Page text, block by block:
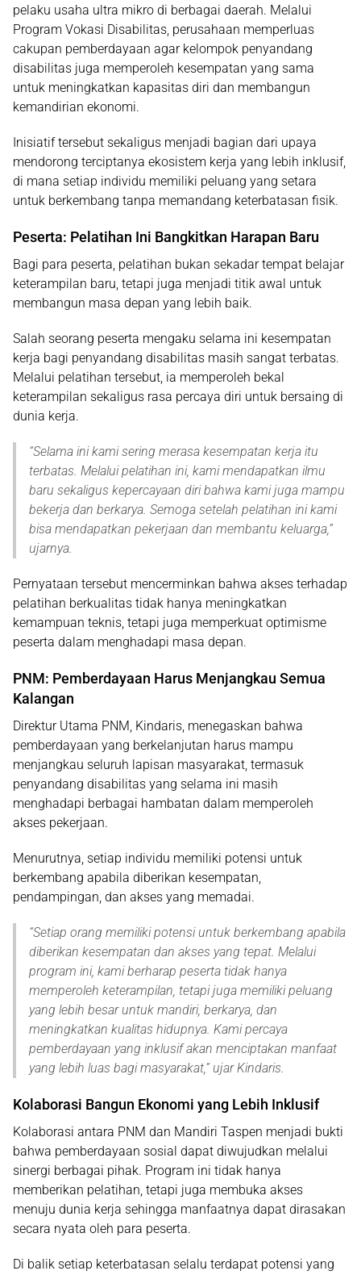
pelaku usaha ultra mikro di berbagai daerah. Melalui
Program Vokasi Disabilitas, perusahaan memperluas
cakupan pemberdayaan agar kelompok penyandang
disabilitas juga memperoleh kesempatan yang sama
untuk meningkatkan kapasitas diri dan membangun
kemandirian ekonomi.
Inisiatif tersebut sekaligus menjadi bagian dari upaya
mendorong terciptanya ekosistem kerja yang lebih inklusif,
di mana setiap individu memiliki peluang yang setara
untuk berkembang tanpa memandang keterbatasan fisik.
Peserta: Pelatihan Ini Bangkitkan Harapan Baru
Bagi para peserta, pelatihan bukan sekadar tempat belajar
keterampilan baru, tetapi juga menjadi titik awal untuk
membangun masa depan yang lebih baik.
Salah seorang peserta mengaku selama ini kesempatan
kerja bagi penyandang disabilitas masih sangat terbatas.
Melalui pelatihan tersebut, ia memperoleh bekal
keterampilan sekaligus rasa percaya diri untuk bersaing di
dunia kerja.
“Selama ini kami sering merasa kesempatan kerja itu
terbatas. Melalui pelatihan ini, kami mendapatkan ilmu
baru sekaligus kepercayaan diri bahwa kami juga mampu
bekerja dan berkarya. Semoga setelah pelatihan ini kami
bisa mendapatkan pekerjaan dan membantu keluarga,”
ujarnya.
Pernyataan tersebut mencerminkan bahwa akses terhadap
pelatihan berkualitas tidak hanya meningkatkan
kemampuan teknis, tetapi juga memperkuat optimisme
peserta dalam menghadapi masa depan.
PNM: Pemberdayaan Harus Menjangkau Semua
Kalangan
Direktur Utama PNM, Kindaris, menegaskan bahwa
pemberdayaan yang berkelanjutan harus mampu
menjangkau seluruh lapisan masyarakat, termasuk
penyandang disabilitas yang selama ini masih
menghadapi berbagai hambatan dalam memperoleh
akses pekerjaan.
Menurutnya, setiap individu memiliki potensi untuk
berkembang apabila diberikan kesempatan,
pendampingan, dan akses yang memadai.
“Setiap orang memiliki potensi untuk berkembang apabila
diberikan kesempatan dan akses yang tepat. Melalui
program ini, kami berharap peserta tidak hanya
memperoleh keterampilan, tetapi juga memiliki peluang
yang lebih besar untuk mandiri, berkarya, dan
meningkatkan kualitas hidupnya. Kami percaya
pemberdayaan yang inklusif akan menciptakan manfaat
yang lebih luas bagi masyarakat,” ujar Kindaris.
Kolaborasi Bangun Ekonomi yang Lebih Inklusif
Kolaborasi antara PNM dan Mandiri Taspen menjadi bukti
bahwa pemberdayaan sosial dapat diwujudkan melalui
sinergi berbagai pihak. Program ini tidak hanya
memberikan pelatihan, tetapi juga membuka akses
menuju dunia kerja sehingga manfaatnya dapat dirasakan
secara nyata oleh para peserta.
Di balik setiap keterbatasan selalu terdapat potensi yang